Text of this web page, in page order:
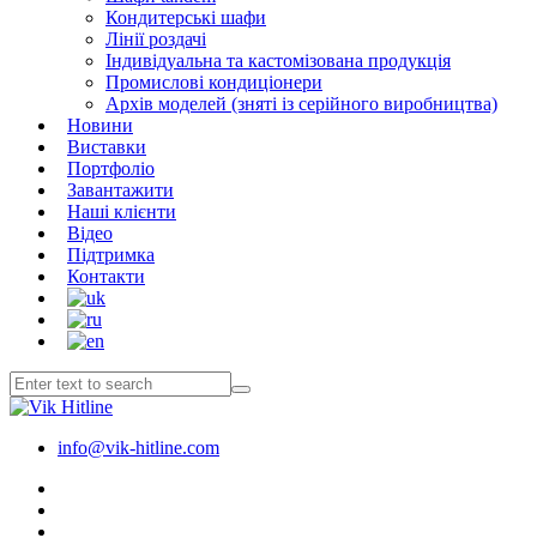
Кондитерські шафи
Лінії роздачі
Індивідуальна та кастомізована продукція
Промислові кондиціонери
Архів моделей (зняті із серійного виробництва)
Новини
Виставки
Портфоліо
Завантажити
Наші клієнти
Відео
Підтримка
Контакти
info@vik-hitline.com